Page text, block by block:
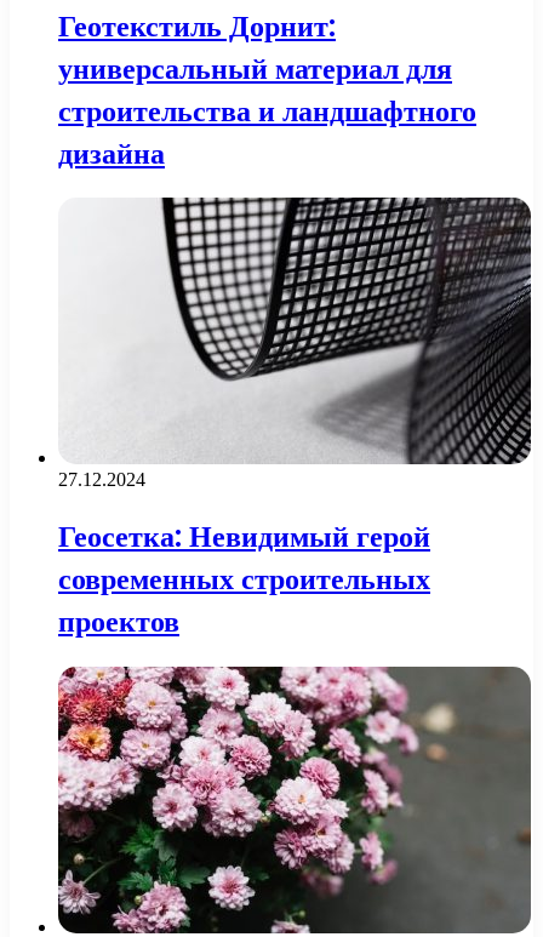
Геотекстиль Дорнит:
универсальный материал для
строительства и ландшафтного
дизайна
27.12.2024
Геосетка: Невидимый герой
современных строительных
проектов